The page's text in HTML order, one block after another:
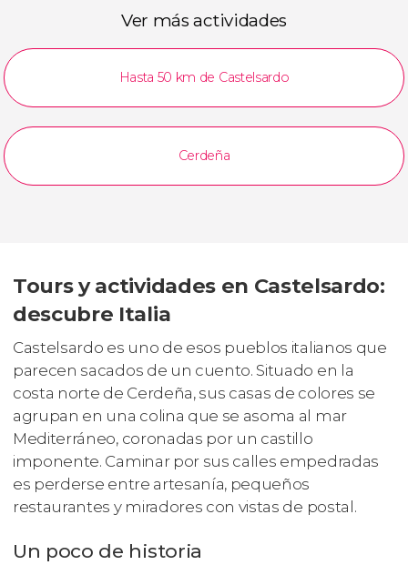
Ver más actividades
Hasta 50 km de Castelsardo
Cerdeña
Tours y actividades en Castelsardo:
descubre Italia
Castelsardo es uno de esos pueblos italianos que
parecen sacados de un cuento. Situado en la
costa norte de Cerdeña, sus casas de colores se
agrupan en una colina que se asoma al mar
Mediterráneo, coronadas por un castillo
imponente. Caminar por sus calles empedradas
es perderse entre artesanía, pequeños
restaurantes y miradores con vistas de postal.
Un poco de historia